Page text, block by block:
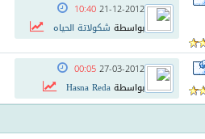
21-12-2012
10:40
بواسطة شكولاتة الحياه
27-03-2012
00:05
بواسطةHasna Reda